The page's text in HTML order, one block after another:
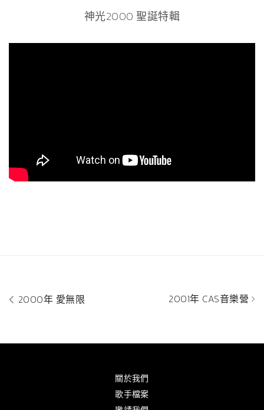
神光2000 聖誕特輯
2000年 愛無限 2001年 CAS音樂營
關於我們
歌手檔案